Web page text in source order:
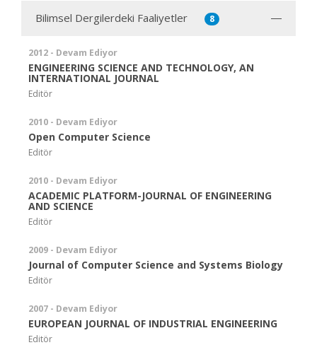
Bilimsel Dergilerdeki Faaliyetler 8
2012 - Devam Ediyor
ENGINEERING SCIENCE AND TECHNOLOGY, AN
INTERNATIONAL JOURNAL
Editör
2010 - Devam Ediyor
Open Computer Science
Editör
2010 - Devam Ediyor
ACADEMIC PLATFORM-JOURNAL OF ENGINEERING
AND SCIENCE
Editör
2009 - Devam Ediyor
Journal of Computer Science and Systems Biology
Editör
2007 - Devam Ediyor
EUROPEAN JOURNAL OF INDUSTRIAL ENGINEERING
Editör